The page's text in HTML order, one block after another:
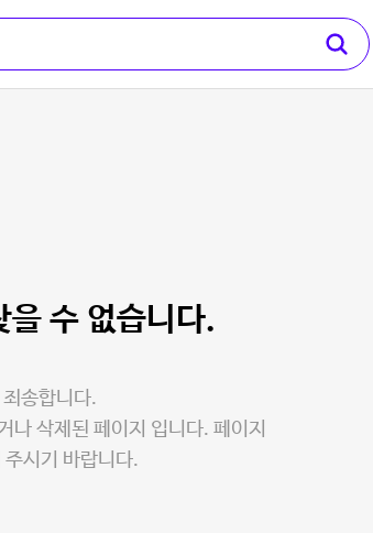
을 수 없습니다.
송합니다.
나 삭제된 페이지 입니다. 페이지
시기 바랍니다.